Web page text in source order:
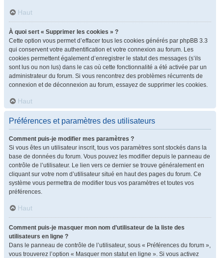
Haut
À quoi sert « Supprimer les cookies » ?
Cette option vous permet d’effacer tous les cookies générés par phpBB 3.3
qui conservent votre authentification et votre connexion au forum. Les
cookies permettent également d’enregistrer le statut des messages (s’ils
sont lus ou non lus) dans le cas où cette fonctionnalité a été activée par un
administrateur du forum. Si vous rencontrez des problèmes récurrents de
connexion et de déconnexion au forum, essayez de supprimer les cookies.
Haut
Préférences et paramètres des utilisateurs
Comment puis-je modifier mes paramètres ?
Si vous êtes un utilisateur inscrit, tous vos paramètres sont stockés dans la
base de données du forum. Vous pouvez les modifier depuis le panneau de
contrôle de l’utilisateur. Le lien vers ce dernier se trouve généralement en
cliquant sur votre nom d’utilisateur situé en haut des pages du forum. Ce
système vous permettra de modifier tous vos paramètres et toutes vos
préférences.
Haut
Comment puis-je masquer mon nom d’utilisateur de la liste des
utilisateurs en ligne ?
Dans le panneau de contrôle de l’utilisateur, sous « Préférences du forum »,
vous trouverez l’option « Masquer mon statut en ligne ». Si vous activez